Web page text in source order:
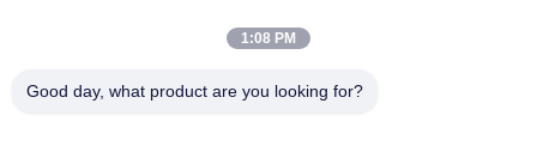
Verbouwingsbedrijf Xintang, Baishixia, Fuyong Street, Baoan
1:08 PM
Good day, what product are you looking for?